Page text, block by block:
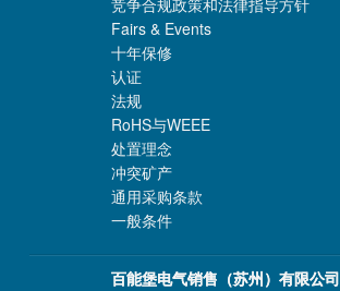
竞争合规政策和法律指导方针
Fairs & Events
十年保修
认证
法规
RoHS与WEEE
处置理念
冲突矿产
通用采购条款
一般条件
百能堡电气销售（苏州）有限公司